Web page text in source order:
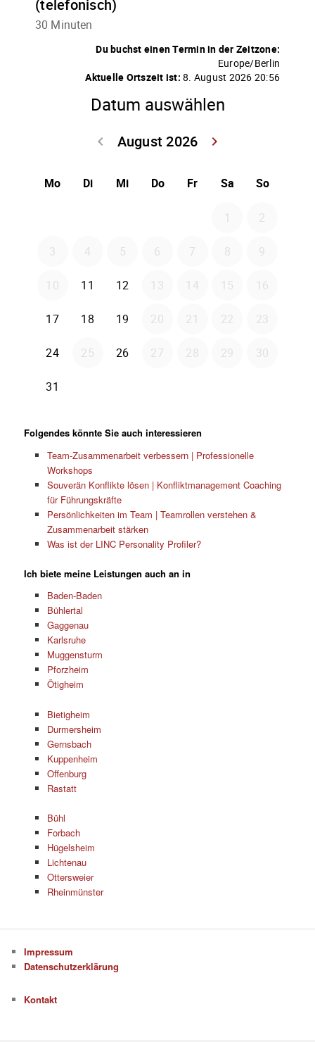
Folgendes könnte Sie auch interessieren
Team-Zusammenarbeit verbessern | Professionelle
Workshops
Souverän Konflikte lösen | Konfliktmanagement Coaching
für Führungskräfte
Persönlichkeiten im Team | Teamrollen verstehen &
Zusammenarbeit stärken
Was ist der LINC Personality Profiler?
Ich biete meine Leistungen auch an in
Baden-Baden
Bühlertal
Gaggenau
Karlsruhe
Muggensturm
Pforzheim
Ötigheim
Bietigheim
Durmersheim
Gernsbach
Kuppenheim
Offenburg
Rastatt
Bühl
Forbach
Hügelsheim
Lichtenau
Ottersweier
Rheinmünster
Impressum
Datenschutzerklärung
Kontakt